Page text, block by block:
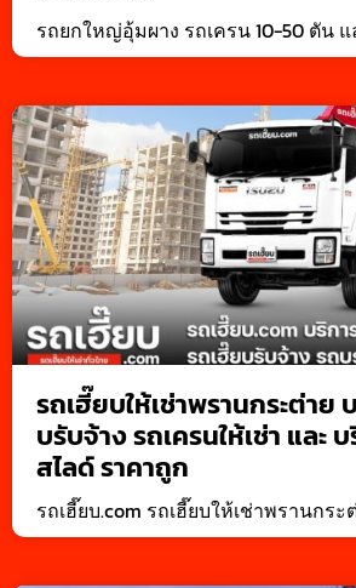
รถยกใหญ่อุ้มผาง รถเครน 10-50 ตัน แ
รถเฮี๊ยบให้เช่าพรานกระต่าย
บรับจ้าง รถเครนให้เช่า และ
สไลด์ ราคาถูก
รถเฮี๊ยบ.com รถเฮี๊ยบให้เช่าพรานกระ